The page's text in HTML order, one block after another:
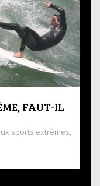
FAUT-IL
sports extrêmes,